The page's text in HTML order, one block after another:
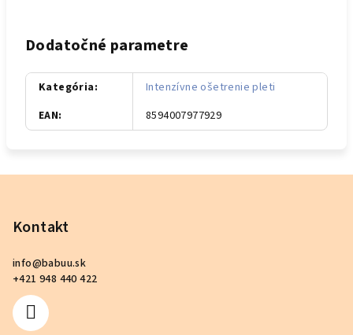
Dodatočné parametre
Kategória:
Intenzívne ošetrenie pleti
EAN: 8594007977929
Kontakt
info@babuu.sk
+421 948 440 422